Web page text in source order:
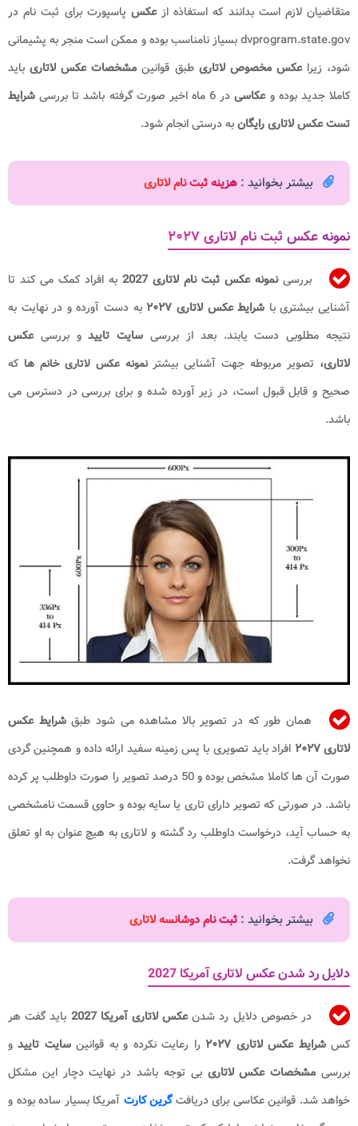
متقاضیان لازم است بدانند که استفاذه ازعکس پاسپورت برای ثبت نام در
dvprogram.state.gov بسیاز نامناسب بوده و ممکن است منجر به پشیمانی
شود، زیراعکس مخصوص لاتاری طبق قوانین مشخصات عکس لاتاریباید
کاملا جدید بوده وعکاسیدر 6 ماه اخیر صورت گرفته باشد تا بررسی
شرایط
تست عکس لاتاری رایگانبه درستی انجام شود.
بیشتر بخوانید : هزینه ثبت نام لاتاری
نمونه عکس ثبت نام لاتاری ۲۰۲۷
بررسینمونه عکس ثبت نام لاتاری 2027
به افراد کمک می کند تا
آشنایی بیشتری با شرایط عکس لاتاری ۲۰۲۷
به دست آورده و در نهایت به
نتیجه مطلوبی دست یابند. بعد از بررسی سایت تاییدو بررسی عکس
لاتاری، تصویر مربوطه جهت آشنایی بیشترنمونه عکس لاتاری خانم ها که
صحیح و قابل قبول است، در زیر آورده شده و برای بررسی در دسترس می
باشد.
همان طور که در تصویر بالا مشاهده می شود طبقشرایط عکس
لاتاری ۲۰۲۷
افراد باید تصویری با پس زمینه سفید ارائه داده و همچنین گردی
صورت آن ها کاملا مشخص بوده و 50 درصد تصویر را صورت داوطلب پر کرده
باشد. در صورتی که تصویر دارای تاری یا سایه بوده و حاوی قسمت نامشخصی
به حساب آید، درخواست داوطلب رد گشته و لاتاری به هیچ عنوان به او تعلق
نخواهد گرفت.
بیشتر بخوانید : ثبت نام دوشانسه لاتاری
دلایل رد شدن عکس لاتاری آمریکا 2027
در خصوص دلایل رد شدنعکس لاتاری آمریکا 2027
باید گفت هر
کسشرایط عکس لاتاری ۲۰۲۷ را رعایت نکرده و به قوانینسایت تاییدو
بررسی مشخصات عکس لاتاری بی توجه باشد در نهایت دچار این مشکل
خواهد شد. قوانین عکاسی برای دریافتگرین کارت آمریکا بسیار ساده بوده و